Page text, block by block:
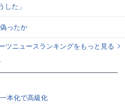
た」
ったか
ツニュースランキングをもっと見る
本化で高級化